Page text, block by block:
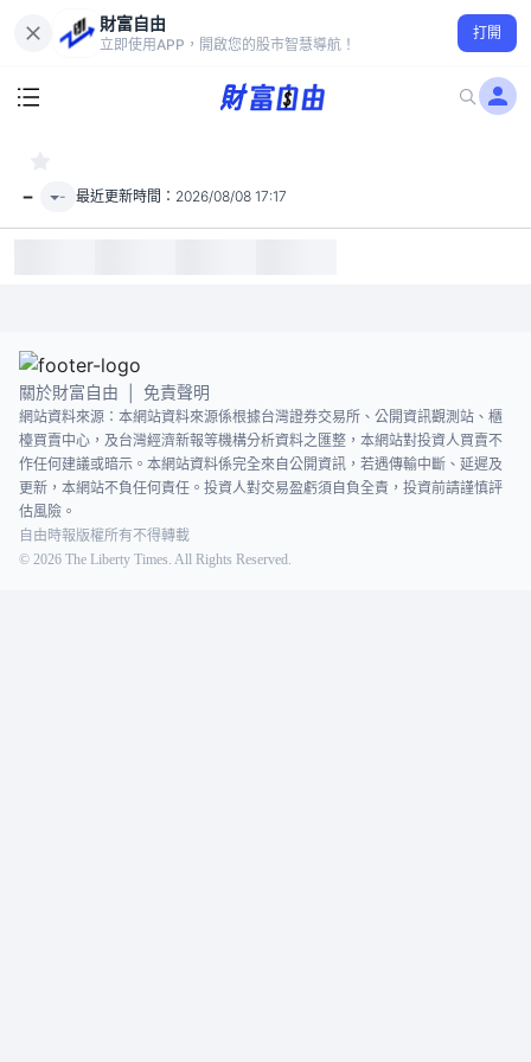
財富自由
立即使用APP，開啟您的股市智慧導航！
打開
-
- - 最近更新時間： 2026/08/08 17:17
關於財富自由 免責聲明
網站資料來源：本網站資料來源係根據台灣證券交易所、公開資訊觀測站、櫃
檯買賣中心，及台灣經濟新報等機構分析資料之匯整，本網站對投資人買賣不
作任何建議或暗示。本網站資料係完全來自公開資訊，若遇傳輸中斷、延遲及
更新，本網站不負任何責任。投資人對交易盈虧須自負全責，投資前請謹慎評
估風險。
自由時報版權所有不得轉載
© 2026 The Liberty Times. All Rights Reserved.